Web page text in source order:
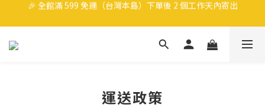
🎉 全館滿 599 免運（台灣本島）下單後 2 個工作天內寄出
🎉 全館滿 599 免運（台灣本島）下單後 2 個工作天內寄出
洗車也要保持帥哥，任選3件9折
運送政策